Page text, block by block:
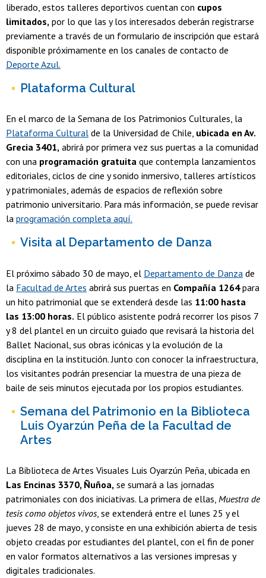
liberado, estos talleres deportivos cuentan con cupos
limitados, por lo que las y los interesados deberán registrarse
previamente a través de un formulario de inscripción que estará
disponible próximamente en los canales de contacto de
Deporte Azul.
Plataforma Cultural
En el marco de la Semana de los Patrimonios Culturales, la
Plataforma Cultural de la Universidad de Chile, ubicada en Av.
Grecia 3401, abrirá por primera vez sus puertas a la comunidad
con una programación gratuita que contempla lanzamientos
editoriales, ciclos de cine y sonido inmersivo, talleres artísticos
y patrimoniales, además de espacios de reflexión sobre
patrimonio universitario. Para más información, se puede revisar
la programación completa aquí.
Visita al Departamento de Danza
El próximo sábado 30 de mayo, el Departamento de Danza de
la Facultad de Artes abrirá sus puertas en Compañía 1264para
un hito patrimonial que se extenderá desde las 11:00 hasta
las 13:00 horas. El público asistente podrá recorrer los pisos 7
y 8 del plantel en un circuito guiado que revisará la historia del
Ballet Nacional, sus obras icónicas y la evolución de la
disciplina en la institución. Junto con conocer la infraestructura,
los visitantes podrán presenciar la muestra de una pieza de
baile de seis minutos ejecutada por los propios estudiantes.
Semana del Patrimonio en la Biblioteca
Luis Oyarzún Peña de la Facultad de
Artes
La Biblioteca de Artes Visuales Luis Oyarzún Peña, ubicada en
Las Encinas 3370, Ñuñoa, se sumará a las jornadas
patrimoniales con dos iniciativas. La primera de ellas, Muestra de
tesis como objetos vivos, se extenderá entre el lunes 25 y el
jueves 28 de mayo, y consiste en una exhibición abierta de tesis
objeto creadas por estudiantes del plantel, con el fin de poner
en valor formatos alternativos a las versiones impresas y
digitales tradicionales.